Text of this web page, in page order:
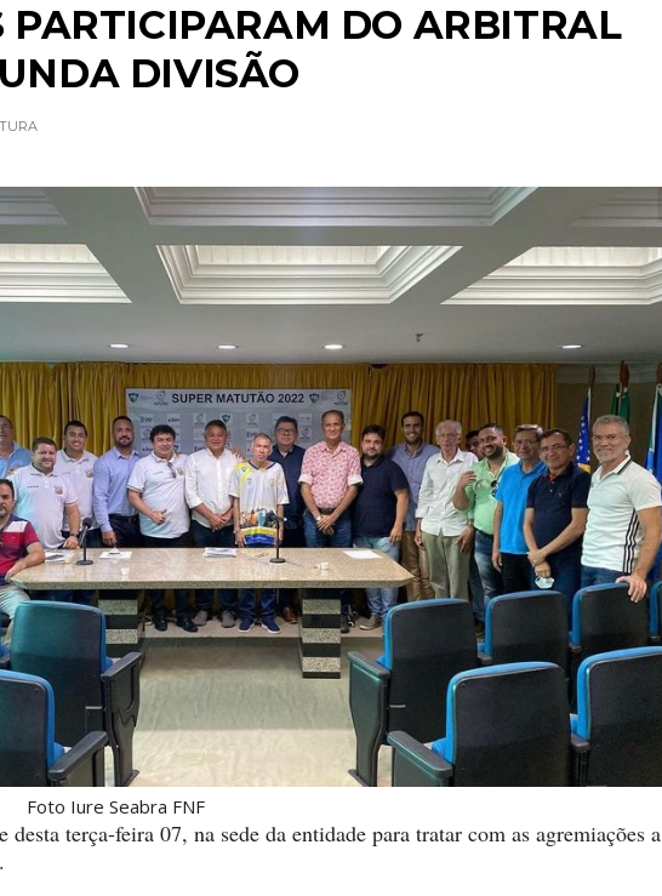
PARTICIPARAM DO ARBITRAL
DIVISÃO
FNF
terça-feira 07, na sede da entidade para tratar com as agremiações a